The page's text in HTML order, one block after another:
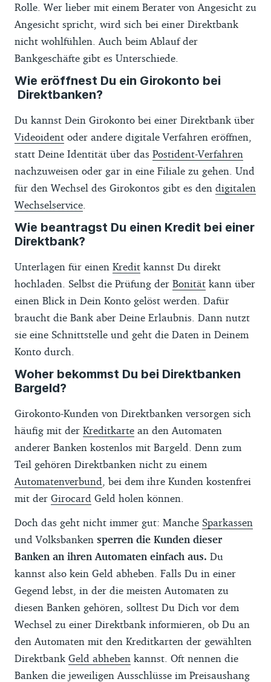
Rolle. Wer lieber mit einem Berater von Angesicht zu
Angesicht spricht, wird sich bei einer Direktbank
nicht wohlfühlen. Auch beim Ablauf der
Bankgeschäfte gibt es Unterschiede.
Wie eröffnest Du ein Girokonto bei
Direktbanken?
Du kannst Dein Girokonto bei einer Direktbank über
Videoident oder andere digitale Verfahren eröffnen,
statt Deine Identität über das Postident-Verfahren
nachzuweisen oder gar in eine Filiale zu gehen. Und
für den Wechsel des Girokontos gibt es den digitalen
Wechselservice
Wie beantragst Du einen Kredit bei einer
Direktbank?
Unterlagen für einen Kredit kannst Du direkt
hochladen. Selbst die Prüfung der Bonität kann über
einen Blick in Dein Konto gelöst werden. Dafür
braucht die Bank aber Deine Erlaubnis. Dann nutzt
sie eine Schnittstelle und geht die Daten in Deinem
Konto durch.
Woher bekommst Du bei Direktbanken
Bargeld?
Girokonto-Kunden von Direktbanken versorgen sich
häufig mit der Kreditkarte an den Automaten
anderer Banken kostenlos mit Bargeld. Denn zum
Teil gehören Direktbanken nicht zu einem
Automatenverbund , bei dem ihre Kunden kostenfrei
mit der Girocard Geld holen können.
Doch das geht nicht immer gut: Manche Sparkassen
und Volksbanken sperren die Kunden dieser
Banken an ihren Automaten einfach aus. Du
kannst also kein Geld abheben. Falls Du in einer
Gegend lebst, in der die meisten Automaten zu
diesen Banken gehören, solltest Du Dich vor dem
Wechsel zu einer Direktbank informieren, ob Du an
den Automaten mit den Kreditkarten der gewählten
Direktbank Geld abheben kannst. Oft nennen die
Banken die jeweiligen Ausschlüsse im Preisaushang